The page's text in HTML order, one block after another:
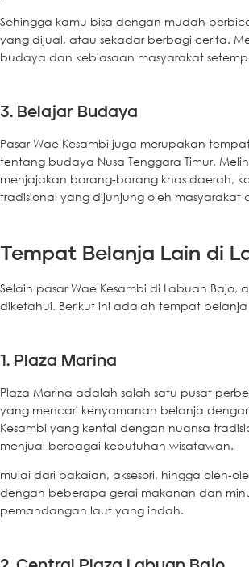
Sehingga kamu bisa dengan mudah
yang dijual, atau sekadar berbagi cerita.
budaya dan kebiasaan masyarakat
3. Belajar Budaya
Pasar Wae Kesambi juga merupakan
tentang budaya Nusa Tenggara Timur.
menjajakan barang-barang khas daerah,
tradisional yang dijunjung oleh masyarakat
Tempat Belanja Lain di
Selain pasar Wae Kesambi di Labuan
diketahui. Berikut ini adalah tempat
1. Plaza Marina
Plaza Marina adalah salah satu pusat
yang mencari kenyamanan belanja
Kesambi yang kental dengan nuansa
menjual berbagai kebutuhan wisatawan.
mulai dari pakaian, aksesori, hingga oleh-
dengan beberapa gerai makanan dan
pemandangan laut yang indah.